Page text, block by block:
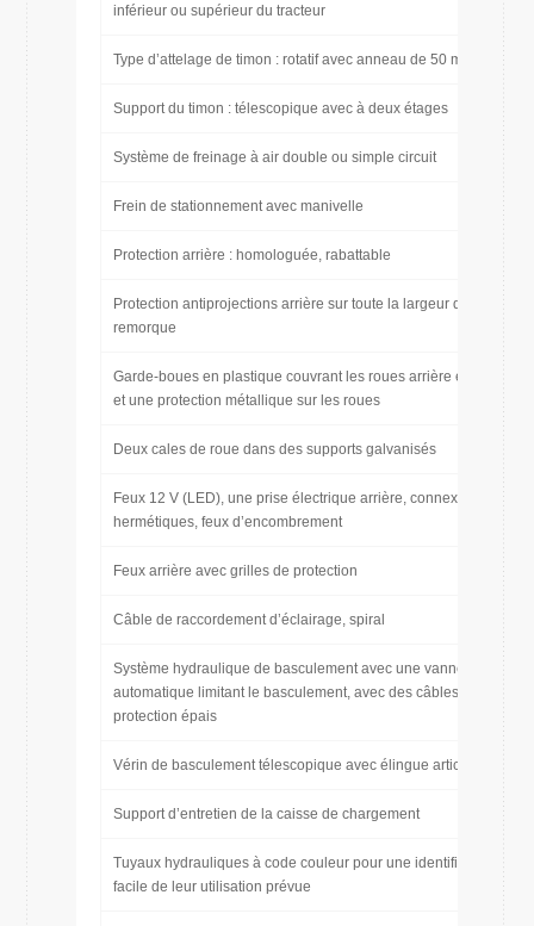
inférieur ou supérieur du tracteur
Type d’attelage de timon : rotatif avec anneau de 50 mm
Support du timon : télescopique avec à deux étages
Système de freinage à air double ou simple circuit
Frein de stationnement avec manivelle
Protection arrière : homologuée, rabattable
Protection antiprojections arrière sur toute la largeur de la
remorque
Garde-boues en plastique couvrant les roues arrière et avant
et une protection métallique sur les roues
Deux cales de roue dans des supports galvanisés
Feux 12 V (LED), une prise électrique arrière, connexions
hermétiques, feux d’encombrement
Feux arrière avec grilles de protection
Câble de raccordement d’éclairage, spiral
Système hydraulique de basculement avec une vanne d’arrêt
automatique limitant le basculement, avec des câbles de
protection épais
Vérin de basculement télescopique avec élingue articulée
Support d’entretien de la caisse de chargement
Tuyaux hydrauliques à code couleur pour une identification
facile de leur utilisation prévue